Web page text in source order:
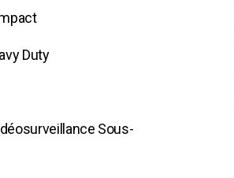
Duty
Sous-